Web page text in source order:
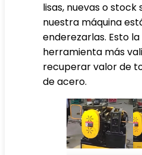
lisas, nuevas o
nuestra máquina
enderezarlas. Esto
herramienta más
recuperar valor de
de acero.